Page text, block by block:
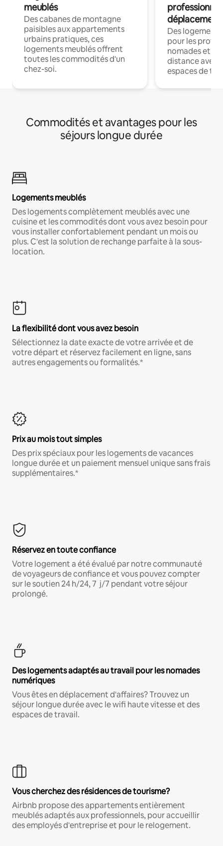
meublés
Des cabanes de montagne
paisibles aux appartements
urbains pratiques, ces
logements meublés offrent
toutes les commodités d'un
chez-soi.
déplacement
Des
pour les
nomades et
distance avec
espaces de
Commodités et avantages pour les
séjours longue durée
Logements meublés
Des logements complètement meublés avec une
cuisine et les commodités dont vous avez besoin pour
vous installer confortablement pendant un mois ou
plus. C'est la solution de rechange parfaite à la sous-
location.
La flexibilité dont vous avez besoin
Sélectionnez la date exacte de votre arrivée et de
votre départ et réservez facilement en ligne, sans
autres engagements ou formalités.*
Prix au mois tout simples
Des prix spéciaux pour les logements de vacances
longue durée et un paiement mensuel unique sans frais
supplémentaires.*
Réservez en toute confiance
Votre logement a été évalué par notre communauté
de voyageurs de confiance et vous pouvez compter
sur le soutien 24 h/24, 7 j/7 pendant votre séjour
prolongé.
Des logements adaptés au travail pour les nomades
numériques
Vous êtes en déplacement d'affaires? Trouvez un
séjour longue durée avec le wifi haute vitesse et des
espaces de travail.
Vous cherchez des résidences de tourisme?
Airbnb propose des appartements entièrement
meublés adaptés aux professionnels, pour accueillir
des employés d'entreprise et pour le relogement.